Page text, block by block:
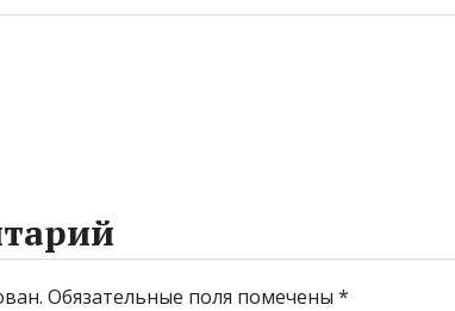
Обязательные поля помечены *